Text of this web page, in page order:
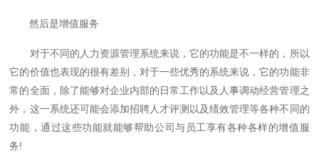
然后是增值服务
对于不同的人力资源管理系统来说，它的功能是不一样的，所以
它的价值也表现的很有差别，对于一些优秀的系统来说，它的功能非
常的全面，除了能够对企业内部的日常工作以及人事调动经营管理之
外，这一系统还可能会添加招聘人才评测以及绩效管理等各种不同的
功能，通过这些功能就能够帮助公司与员工享有各种各样的增值服
务!